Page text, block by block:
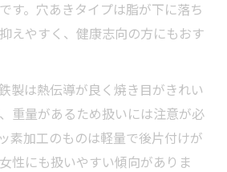
ための換気と配置の工夫
に仕上げる工夫を紹介
シーに仕上げるプレートの工夫
カロリーオフを実現する方法
トと野菜の相性を活かすレシピ
す。穴あきタイプは脂が下に落ち
えやすく、健康志向の方にもおす
製は熱伝導が良く焼き目がきれい
重量があるため扱いには注意が必
素加工のものは軽量で後片付けが
性にも扱いやすい傾向がありま